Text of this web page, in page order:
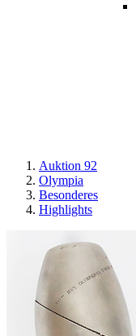
Auktion 92
Olympia
Besonderes
Highlights